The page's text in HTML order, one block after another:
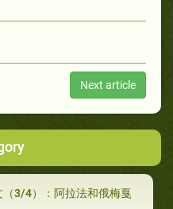
Next article
3/4）：阿拉法和俄梅戛